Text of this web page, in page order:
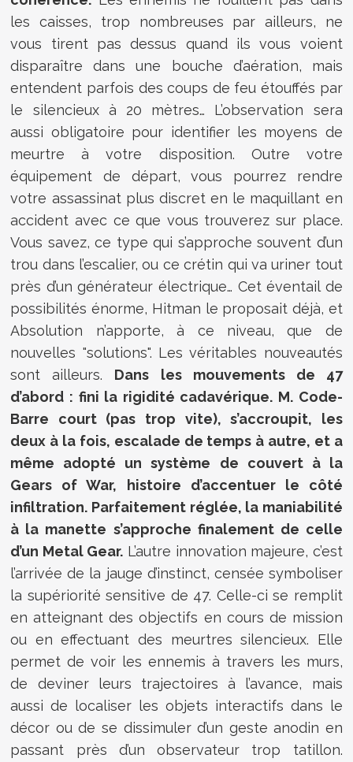
les caisses, trop nombreuses par ailleurs, ne
vous tirent pas dessus quand ils vous voient
disparaître dans une bouche d’aération, mais
entendent parfois des coups de feu étouffés par
le silencieux à 20 mètres… L’observation sera
aussi obligatoire pour identifier les moyens de
meurtre à votre disposition. Outre votre
équipement de départ, vous pourrez rendre
votre assassinat plus discret en le maquillant en
accident avec ce que vous trouverez sur place.
Vous savez, ce type qui s’approche souvent d’un
trou dans l’escalier, ou ce crétin qui va uriner tout
près d’un générateur électrique… Cet éventail de
possibilités énorme, Hitman le proposait déjà, et
Absolution n’apporte, à ce niveau, que de
nouvelles "solutions". Les véritables nouveautés
sont ailleurs. Dans les mouvements de 47
d’abord : fini la rigidité cadavérique. M. Code-
Barre court (pas trop vite), s’accroupit, les
deux à la fois, escalade de temps à autre, et a
même adopté un système de couvert à la
Gears of War, histoire d’accentuer le côté
infiltration. Parfaitement réglée, la maniabilité
à la manette s’approche finalement de celle
d’un Metal Gear. L’autre innovation majeure, c’est
l’arrivée de la jauge d’instinct, censée symboliser
la supériorité sensitive de 47. Celle-ci se remplit
en atteignant des objectifs en cours de mission
ou en effectuant des meurtres silencieux. Elle
permet de voir les ennemis à travers les murs,
de deviner leurs trajectoires à l’avance, mais
aussi de localiser les objets interactifs dans le
décor ou de se dissimuler d’un geste anodin en
passant près d’un observateur trop tatillon.